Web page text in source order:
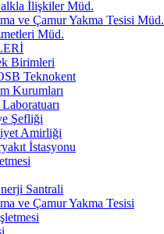
İlişkiler Müd.
ve Çamur Yakma Tesisi Müd.
Müd.
Birimleri
Teknokent
Kurumları
Şefliği
Amirliği
İstasyonu
Santrali
ve Çamur Yakma Tesisi